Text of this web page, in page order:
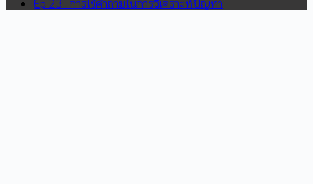
Ep 23 : การใช้คำถามในการวิเคราะห์ปัญหา